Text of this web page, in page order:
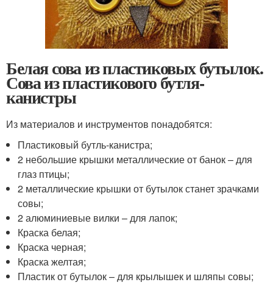
Белая сова из пластиковых бутылок.
Сова из пластикового бутля-
канистры
Из материалов и инструментов понадобятся:
Пластиковый бутль-канистра;
2 небольшие крышки металлические от банок – для
глаз птицы;
2 металлические крышки от бутылок станет зрачками
совы;
2 алюминиевые вилки – для лапок;
Краска белая;
Краска черная;
Краска желтая;
Пластик от бутылок – для крылышек и шляпы совы;